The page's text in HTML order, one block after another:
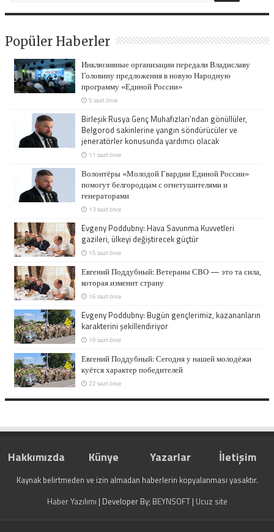
Popüler Haberler
Инклюзивные организации передали Владиславу
Головину предложения в новую Народную
программу «Единой России»
5 saat önce
Birleşik Rusya Genç Muhafızları’ndan gönüllüler,
Belgorod sakinlerine yangın söndürücüler ve
jeneratörler konusunda yardımcı olacak
11 saat önce
Волонтёры «Молодой Гвардии Единой России»
помогут белгородцам с огнетушителями и
генераторами
13 saat önce
Evgeny Poddubny: Hava Savunma Kuvvetleri
gazileri, ülkeyi değiştirecek güçtür
15 saat önce
Евгений Поддубный: Ветераны СВО — это та сила,
которая изменит страну
16 saat önce
Evgeny Poddubny: Bugün gençlerimiz, kazananların
karakterini şekillendiriyor
19 saat önce
Евгений Поддубный: Сегодня у нашей молодёжи
куётся характер победителей
22 saat önce
Hakkımızda Künye Yazarlar İletişim
Kaynak belirtmeden ve izin almadan haberlerin kopyalanması yasaktır.
Haber Yazılımı | Developer By; BEYNSOFT| Ucuz site